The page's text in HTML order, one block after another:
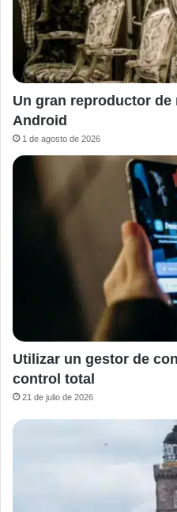
Un gran reproductor
Android
1 de agosto de 2026
Utilizar un gestor de
control total
21 de julio de 2026